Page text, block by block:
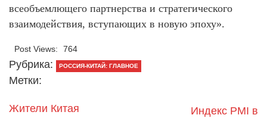
всеобъемлющего партнерства и стратегического
взаимодействия, вступающих в новую эпоху».
Post Views: 764
Рубрика: РОССИЯ-КИТАЙ: ГЛАВНОЕ
Метки:
Жители Китая
Индекс PMI в